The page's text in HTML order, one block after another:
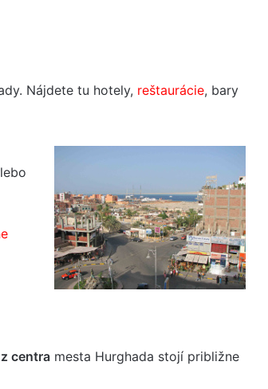
Nájdete tu hotely, reštaurácie, bary
centra mesta Hurghada stojí približne